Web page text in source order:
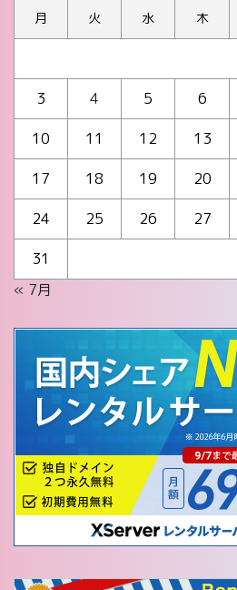
月
火 水 木
3
4 5 6
10
11 12 13
17
18 19 20
24
25 26 27
31
« 7月